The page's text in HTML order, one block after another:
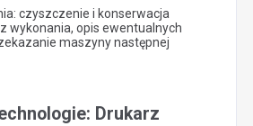
czyszczenie i konserwacja
wykonania, opis ewentualnych
maszyny następnej
Drukarz